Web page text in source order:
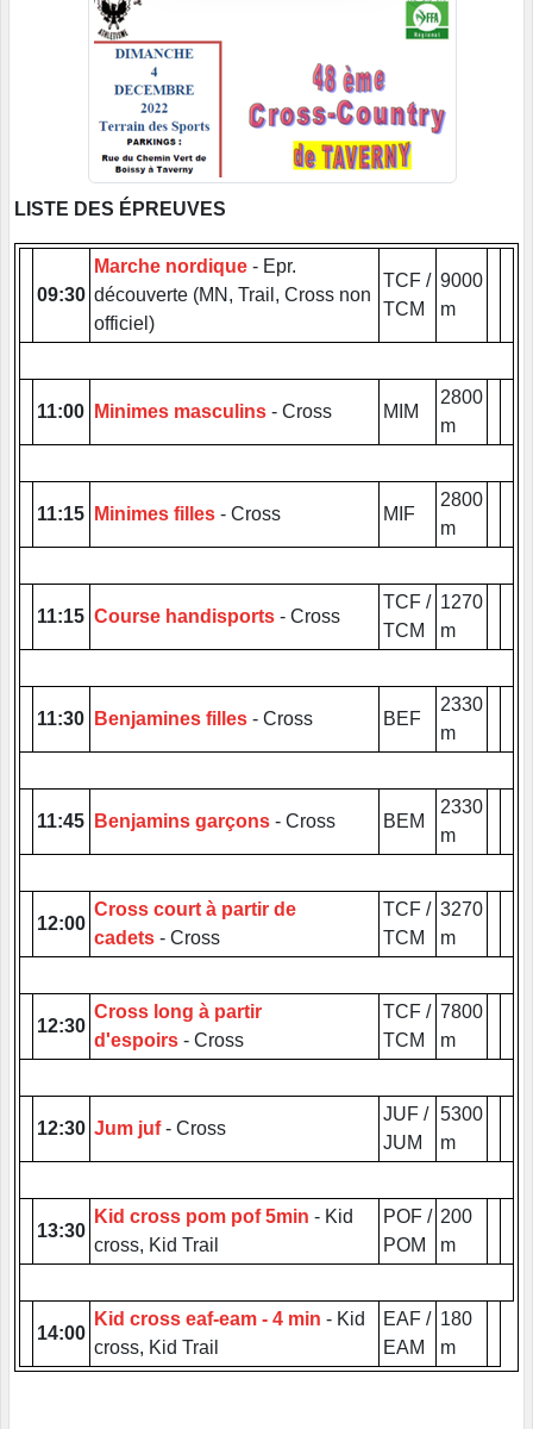
LISTE DES ÉPREUVES
09:30
Marche nordique - Epr.
découverte (MN, Trail, Cross non
officiel)
TCF /
TCM
9000
m
11:00 Minimes masculins - Cross MIM
2800
m
11:15 Minimes filles - Cross MIF
2800
m
11:15 Course handisports - Cross
TCF /
TCM
1270
m
11:30 Benjamines filles - Cross BEF
2330
m
11:45 Benjamins garçons - Cross BEM
2330
m
12:00
Cross court à partir de
cadets - Cross
TCF /
TCM
3270
m
12:30
Cross long à partir
d'espoirs - Cross
TCF /
TCM
7800
m
12:30 Jum juf- Cross
JUF /
JUM
5300
m
13:30
Kid cross pom pof 5min - Kid
cross, Kid Trail
POF /
POM
200
m
14:00
Kid cross eaf-eam - 4 min - Kid
cross, Kid Trail
EAF /
EAM
180
m